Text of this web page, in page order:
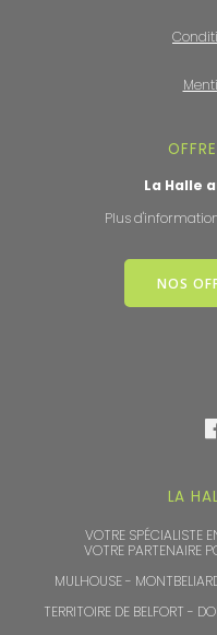
LA
VOTRE SPÉCIALISTE
VOTRE PARTENAIRE
MULHOUSE -
TERRITOIRE DE BELFORT -
La Halle
Plus
NOS